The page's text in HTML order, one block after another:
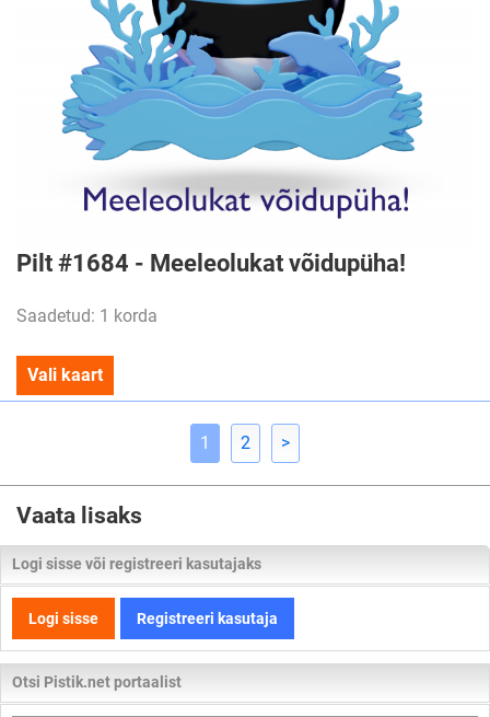
Pilt #1684 - Meeleolukat võidupüha!
Saadetud: 1 korda
Vali kaart
1 2 >
Vaata lisaks
Logi sisse või registreeri kasutajaks
Logi sisse Registreeri kasutaja
Otsi Pistik.net portaalist